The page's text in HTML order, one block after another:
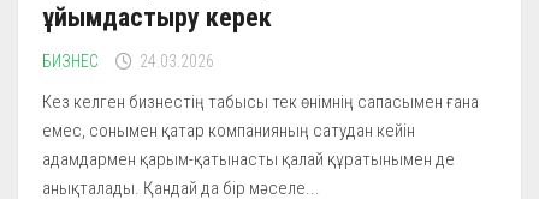
ұйымдастыру керек
БИЗНЕС 24.03.2026
Кез келген бизнестің табысы тек өнімнің сапасымен ғана
емес, сонымен қатар компанияның сатудан кейін
адамдармен қарым-қатынасты қалай құратынымен де
анықталады. Қандай да бір мәселе...